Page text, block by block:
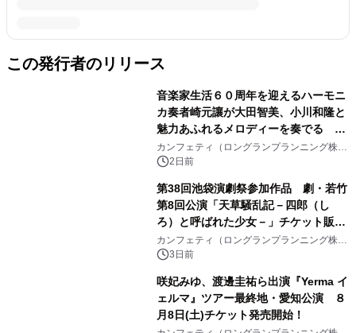
この発行者のリリース
音楽家生活６０周年を迎えるハーモニ
カ奏者崎元讓が大田智美、小川和隆と
魅力あふれるメロディーを奏でる
『ファンタスティック・トリオⅢ』チ
ケット8月24日(月)～発売開始！
カンフェティ（ロングランプランニング株式
会社）
2日前
第38回池袋演劇祭参加作品 劇・若竹
第8回公演「天草騒乱記－四郎（し
ろ）と呼ばれた少女－」チケット販売
開始
カンフェティ（ロングランプランニング株式
会社）
3日前
咲妃みゆ、渡邊圭祐ら出演『Yerma イ
ェルマ』ツアー最終地・愛知公演 ８
月8日(土)チケット発売開始！